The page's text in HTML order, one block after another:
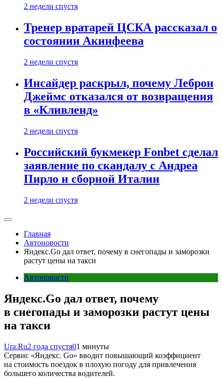
2 недели спустя
Тренер вратарей ЦСКА рассказал о
состоянии Акинфеева
2 недели спустя
Инсайдер раскрыл, почему Леброн
Джеймс отказался от возвращения
в «Кливленд»
2 недели спустя
Российский букмекер Fonbet сделал
заявление по скандалу с Андреа
Пирло и сборной Италии
2 недели спустя
Главная
Автоновости
Яндекс.Go дал ответ, почему в снегопады и заморозки
растут цены на такси
Автоновости
Яндекс.Go дал ответ, почему
в снегопады и заморозки растут цены
на такси
Ura.Ru2 года спустя01 минуты
Сервис «Яндекс. Go» вводит повышающий коэффициент
на стоимость поездок в плохую погоду для привлечения
большего количества водителей.